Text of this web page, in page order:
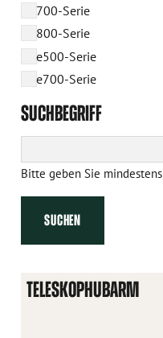
700-Serie
800-Serie
e500-Serie
e700-Serie
SUCHBEGRIFF
Bitte geben Sie
SUCHEN
TELESKOPHUBARM